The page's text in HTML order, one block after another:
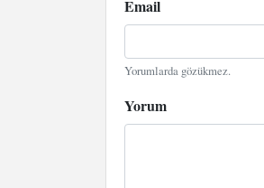
Email
Yorumlarda gözükmez.
Yorum